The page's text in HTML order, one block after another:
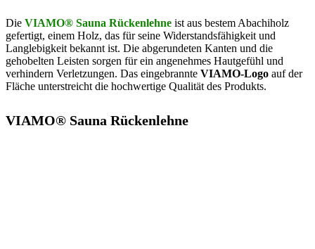
Die VIAMO® Sauna Rückenlehne ist aus bestem Abachiholz
gefertigt, einem Holz, das für seine Widerstandsfähigkeit und
Langlebigkeit bekannt ist. Die abgerundeten Kanten und die
gehobelten Leisten sorgen für ein angenehmes Hautgefühl und
verhindern Verletzungen. Das eingebrannte VIAMO-Logo auf der
Fläche unterstreicht die hochwertige Qualität des Produkts.
VIAMO® Sauna Rückenlehne